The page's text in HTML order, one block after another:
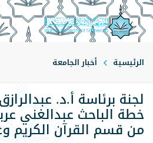
الرئيسية أخبار الجامعة
لجنة برئاسة أ.د.
خطة الباحث عبدالغني
من قسم القرآن الكريم